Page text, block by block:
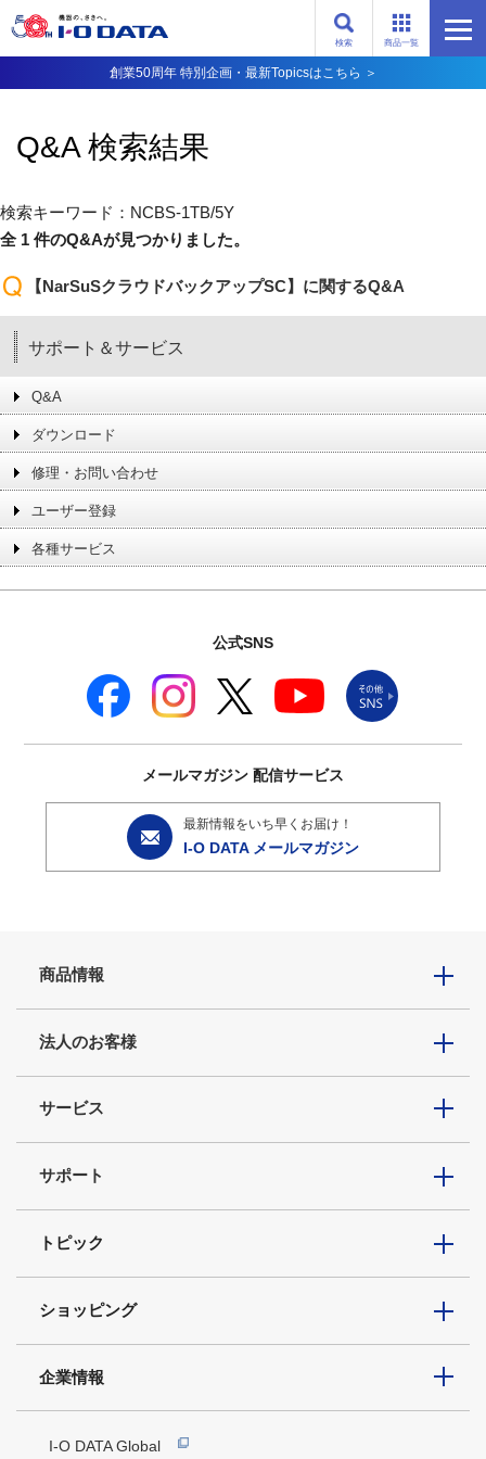
商品一覧
検索
創業50周年 特別企画・最新Topicsはこちら ＞
Q&A 検索結果
検索キーワード：NCBS-1TB/5Y
全 1 件のQ&Aが見つかりました。
【NarSuSクラウドバックアップSC】に関するQ&A
サポート＆サービス
Q&A
ダウンロード
修理・お問い合わせ
ユーザー登録
各種サービス
公式SNS
メールマガジン 配信サービス
最新情報をいち早くお届け！
I-O DATA メールマガジン
商品情報
法人のお客様
サービス
サポート
トピック
ショッピング
企業情報
I-O DATA Global